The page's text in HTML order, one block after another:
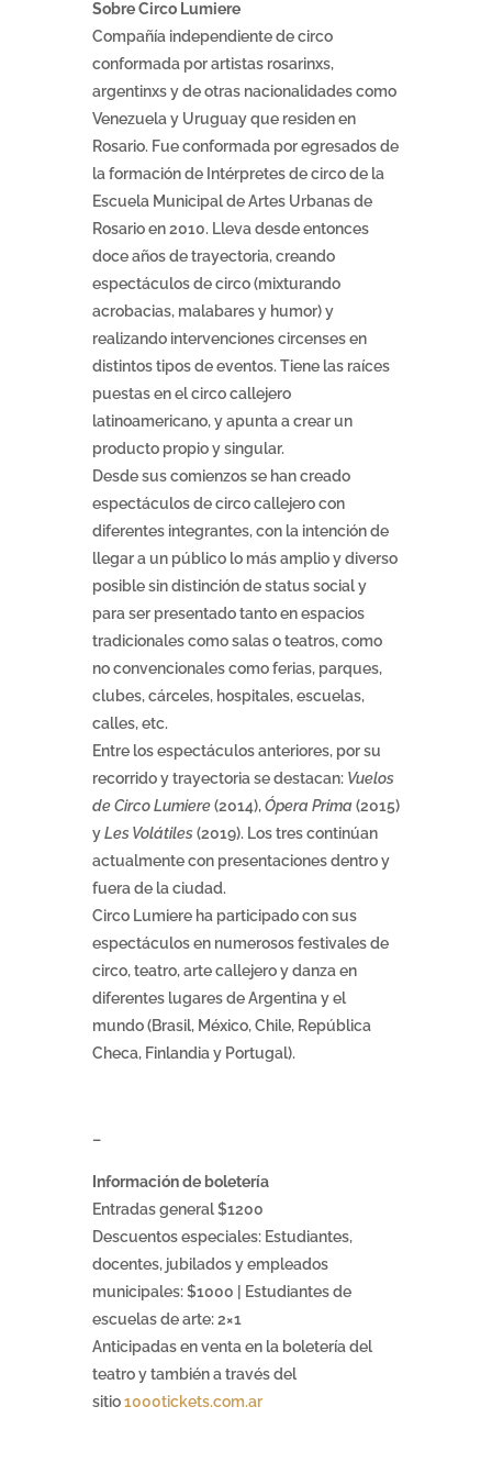
Sobre Circo Lumiere
Compañía independiente de circo
conformada por artistas rosarinxs,
argentinxs y de otras nacionalidades como
Venezuela y Uruguay que residen en
Rosario. Fue conformada por egresados de
la formación de Intérpretes de circo de la
Escuela Municipal de Artes Urbanas de
Rosario en 2010. Lleva desde entonces
doce años de trayectoria, creando
espectáculos de circo (mixturando
acrobacias, malabares y humor) y
realizando intervenciones circenses en
distintos tipos de eventos. Tiene las raíces
puestas en el circo callejero
latinoamericano, y apunta a crear un
producto propio y singular.
Desde sus comienzos se han creado
espectáculos de circo callejero con
diferentes integrantes, con la intención de
llegar a un público lo más amplio y diverso
posible sin distinción de status social y
para ser presentado tanto en espacios
tradicionales como salas o teatros, como
no convencionales como ferias, parques,
clubes, cárceles, hospitales, escuelas,
calles, etc.
Entre los espectáculos anteriores, por su
recorrido y trayectoria se destacan: Vuelos
de Circo Lumiere(2014),Ópera Prima(2015)
yLes Volátiles (2019). Los tres continúan
actualmente con presentaciones dentro y
fuera de la ciudad.
Circo Lumiere ha participado con sus
espectáculos en numerosos festivales de
circo, teatro, arte callejero y danza en
diferentes lugares de Argentina y el
mundo (Brasil, México, Chile, República
Checa, Finlandia y Portugal).
–
Información de boletería
Entradas general $1200
Descuentos especiales: Estudiantes,
docentes, jubilados y empleados
municipales: $1000 | Estudiantes de
escuelas de arte: 2×1
Anticipadas en venta en la boletería del
teatro y también a través del
sitio1000tickets.com.ar